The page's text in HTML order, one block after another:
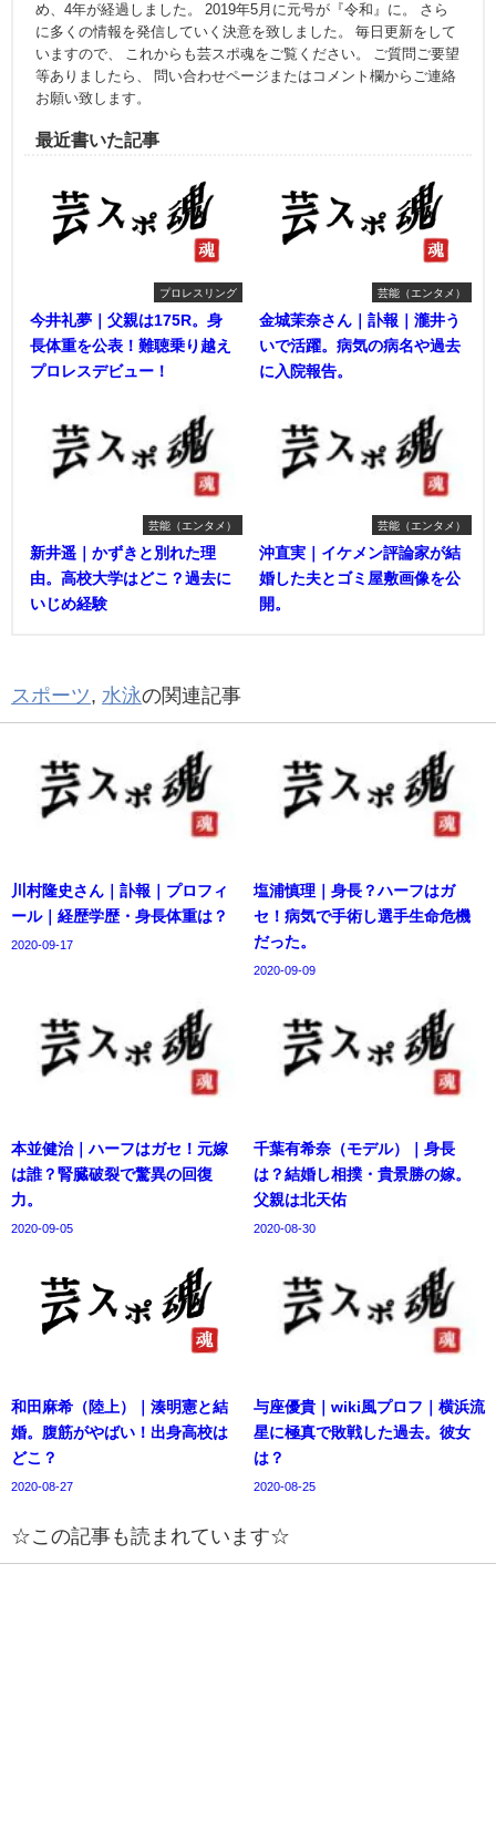
め、4年が経過しました。 2019年5月に元号が『令和』に。 さら
に多くの情報を発信していく決意を致しました。 毎日更新をして
いますので、 これからも芸スポ魂をご覧ください。 ご質問ご要望
等ありましたら、 問い合わせページまたはコメント欄からご連絡
お願い致します。
最近書いた記事
プロレスリング
今井礼夢｜父親は175R。身
長体重を公表！難聴乗り越え
プロレスデビュー！
芸能（エンタメ）
金城茉奈さん｜訃報｜瀧井う
いで活躍。病気の病名や過去
に入院報告。
芸能（エンタメ）
新井遥｜かずきと別れた理
由。高校大学はどこ？過去に
いじめ経験
芸能（エンタメ）
沖直実｜イケメン評論家が結
婚した夫とゴミ屋敷画像を公
開。
スポーツ, 水泳の関連記事
川村隆史さん｜訃報｜プロフィ
ール｜経歴学歴・身長体重は？
2020-09-17
塩浦慎理｜身長？ハーフはガ
セ！病気で手術し選手生命危機
だった。
2020-09-09
本並健治｜ハーフはガセ！元嫁
は誰？腎臓破裂で驚異の回復
力。
2020-09-05
千葉有希奈（モデル）｜身長
は？結婚し相撲・貴景勝の嫁。
父親は北天佑
2020-08-30
和田麻希（陸上）｜湊明憲と結
婚。腹筋がやばい！出身高校は
どこ？
2020-08-27
与座優貴｜wiki風プロフ｜横浜流
星に極真で敗戦した過去。彼女
は？
2020-08-25
☆この記事も読まれています☆